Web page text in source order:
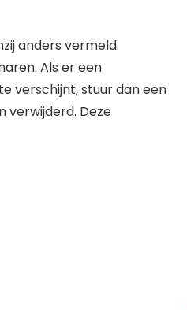
anders vermeld.
Als er een
verschijnt, stuur dan een
verwijderd. Deze